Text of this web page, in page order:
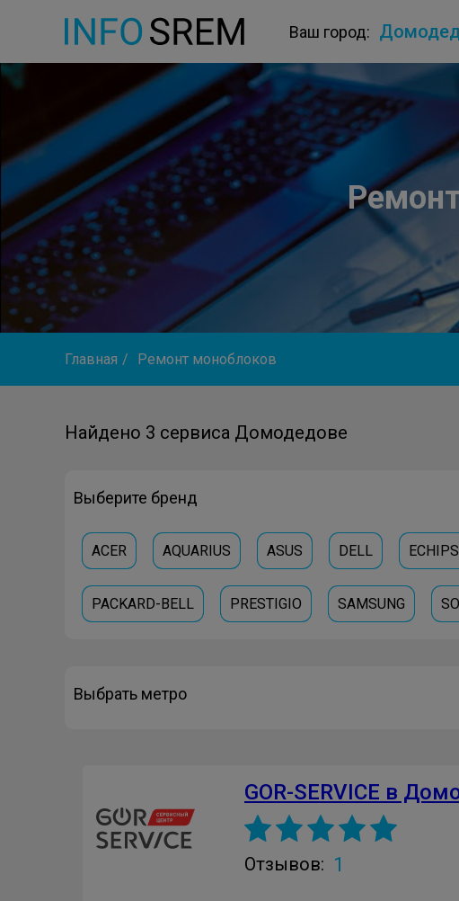
Ваш город:
Главная / Ремонт моноблоков
Найдено 3 сервиса Домодедове
Выберите бренд
ACER AQUARIUS ASUS DELL ECHIPS
PACKARD-BELL PRESTIGIO SAMSUNG
Выбрать метро
GOR-SERVICE в
Отзывов: 1